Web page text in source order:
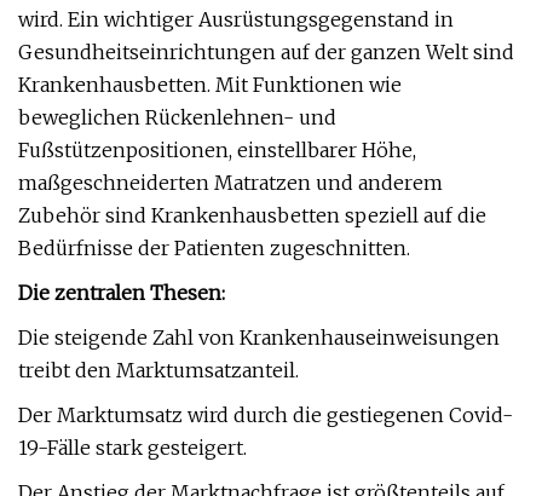
wird. Ein wichtiger Ausrüstungsgegenstand in
Gesundheitseinrichtungen auf der ganzen Welt sind
Krankenhausbetten. Mit Funktionen wie
beweglichen Rückenlehnen- und
Fußstützenpositionen, einstellbarer Höhe,
maßgeschneiderten Matratzen und anderem
Zubehör sind Krankenhausbetten speziell auf die
Bedürfnisse der Patienten zugeschnitten.
Die zentralen Thesen:
Die steigende Zahl von Krankenhauseinweisungen
treibt den Marktumsatzanteil.
Der Marktumsatz wird durch die gestiegenen Covid-
19-Fälle stark gesteigert.